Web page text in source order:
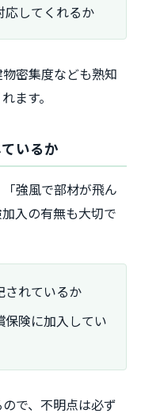
応してくれるか
密集度なども熟知
ます。
いるか
強風で部材が飛ん
入の有無も大切で
されているか
険に加入してい
で、不明点は必ず